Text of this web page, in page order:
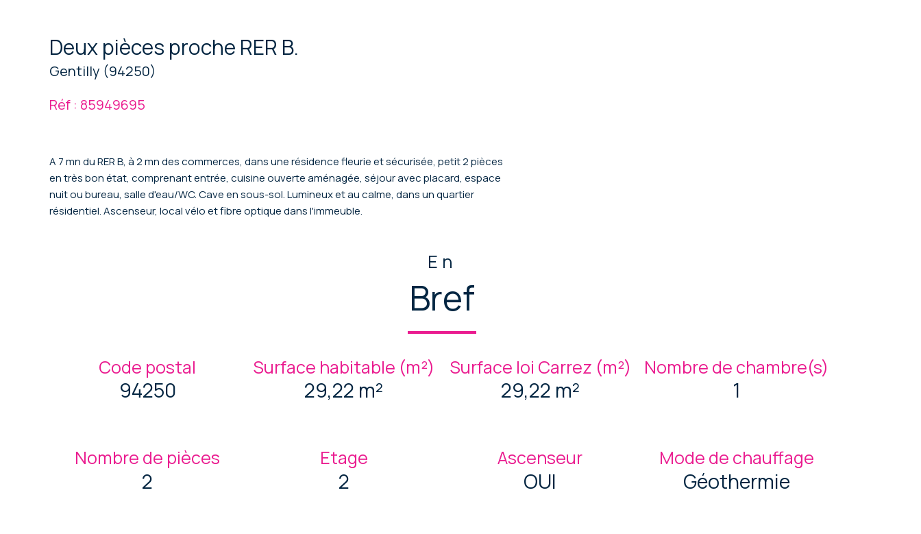
Deux pièces proche RER B.
Gentilly (94250)
Réf : 85949695
A 7 mn du RER B, à 2 mn des commerces, dans une résidence fleurie et sécurisée, petit 2 pièces
en très bon état, comprenant entrée, cuisine ouverte aménagée, séjour avec placard, espace
nuit ou bureau, salle d'eau/WC. Cave en sous-sol. Lumineux et au calme, dans un quartier
résidentiel. Ascenseur, local vélo et fibre optique dans l'immeuble.
En
Bref
Code postal
94250
Surface habitable (m²)
29,22 m²
Surface loi Carrez (m²)
29,22 m²
Nombre de chambre(s)
1
Nombre de pièces
2
Etage
2
Ascenseur
OUI
Mode de chauffage
Géothermie